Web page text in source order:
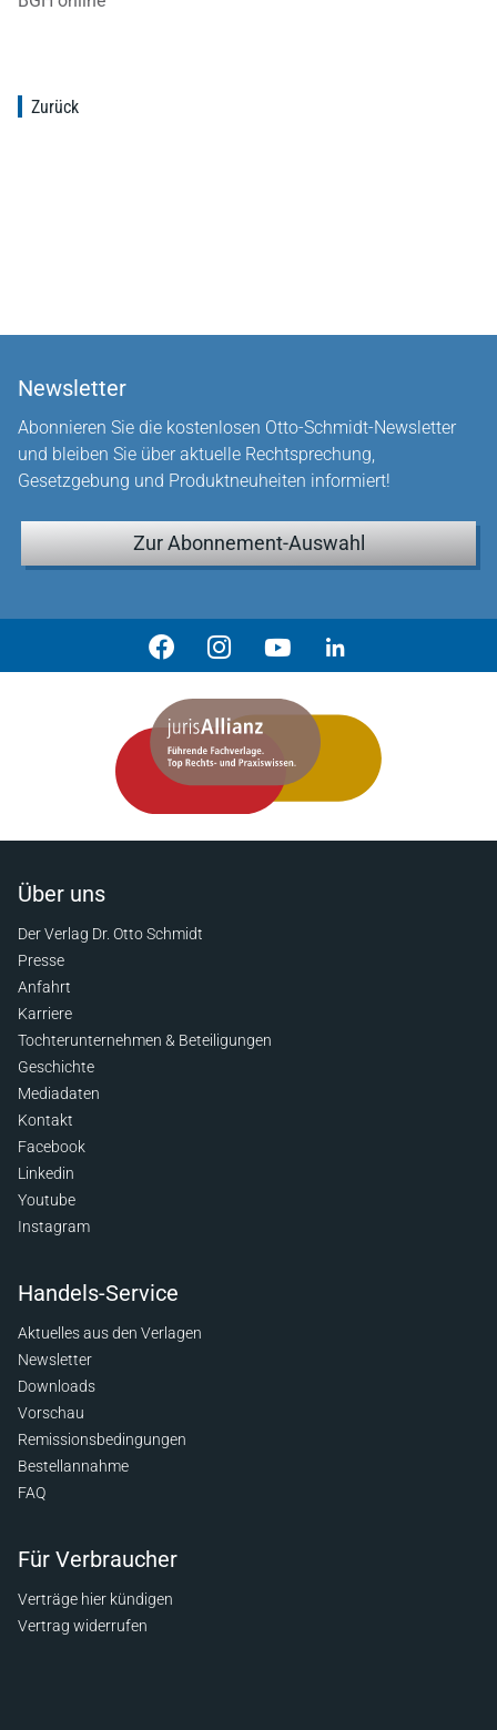
Zurück
Newsletter
Abonnieren Sie die kostenlosen Otto-Schmidt-Newsletter
und bleiben Sie über aktuelle Rechtsprechung,
Gesetzgebung und Produktneuheiten informiert!
Zur Abonnement-Auswahl
Über uns
Der Verlag Dr. Otto Schmidt
Presse
Anfahrt
Karriere
Tochterunternehmen & Beteiligungen
Geschichte
Mediadaten
Kontakt
Facebook
Linkedin
Youtube
Instagram
Handels-Service
Aktuelles aus den Verlagen
Newsletter
Downloads
Vorschau
Remissionsbedingungen
Bestellannahme
FAQ
Für Verbraucher
Verträge hier kündigen
Vertrag widerrufen